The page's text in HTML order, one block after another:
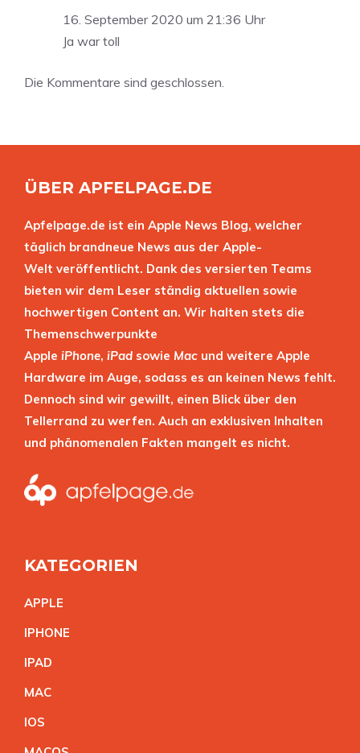
16. September 2020 um 21:36 Uhr
Ja war toll
Die Kommentare sind geschlossen.
ÜBER APFELPAGE.DE
Apfelpage.de ist ein Apple News Blog, welcher
täglich brandneue News aus der Apple-
Welt veröffentlicht. Dank des versierten Teams
bieten wir dem Leser ständig aktuellen sowie
hochwertigen Content an. Wir halten stets die
Themenschwerpunkte
Apple iPhone, iPad sowie Mac und weitere Apple
Hardware im Auge, sodass es an keinen News fehlt.
Dennoch sind wir gewillt, einen Blick über den
Tellerrand zu werfen. Auch an exklusiven Inhalten
und phänomenalen Fakten mangelt es nicht.
KATEGORIEN
APPLE
IPHONE
IPAD
MAC
IOS